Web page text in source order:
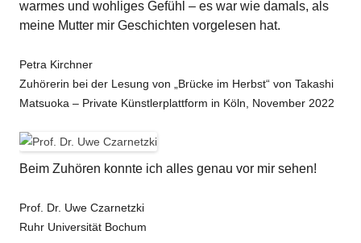
warmes und wohliges Gefühl – es war wie damals, als
meine Mutter mir Geschichten vorgelesen hat.
Petra Kirchner
Zuhörerin bei der Lesung von „Brücke im Herbst“ von Takashi
Matsuoka – Private Künstlerplattform in Köln, November 2022
Beim Zuhören konnte ich alles genau vor mir sehen!
Prof. Dr. Uwe Czarnetzki
Ruhr Universität Bochum